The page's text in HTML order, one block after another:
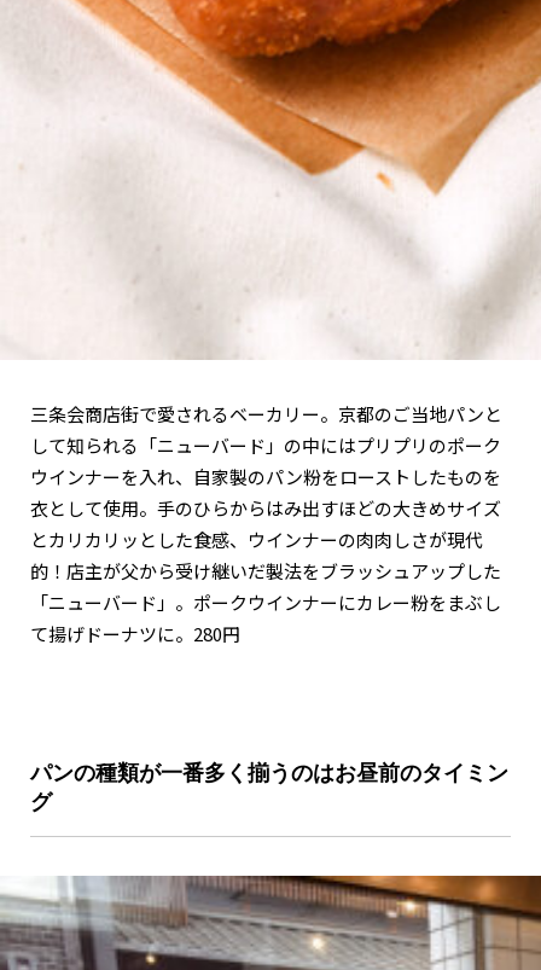
三条会商店街で愛されるベーカリー。京都のご当地パンと
して知られる「ニューバード」の中にはプリプリのポーク
ウインナーを入れ、自家製のパン粉をローストしたものを
衣として使用。手のひらからはみ出すほどの大きめサイズ
とカリカリッとした食感、ウインナーの肉肉しさが現代
的！店主が父から受け継いだ製法をブラッシュアップした
「ニューバード」。ポークウインナーにカレー粉をまぶし
て揚げドーナツに。280円
パンの種類が一番多く揃うのはお昼前のタイミン
グ